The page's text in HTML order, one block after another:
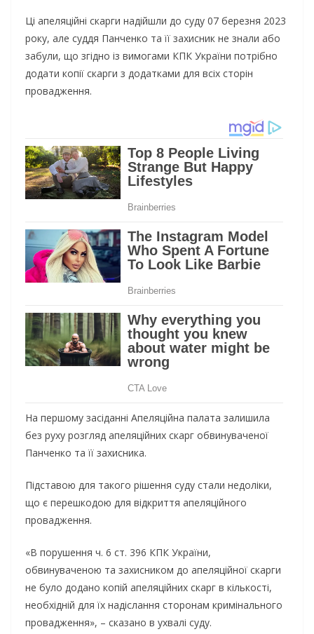
Ці апеляційні скарги надійшли до суду 07 березня 2023
року, але суддя Панченко та її захисник не знали або
забули, що згідно із вимогами КПК України потрібно
додати копії скарги з додатками для всіх сторін
провадження.
На першому засіданні Апеляційна палата залишила
без руху розгляд апеляційних скарг обвинуваченої
Панченко та її захисника.
Підставою для такого рішення суду стали недоліки,
що є перешкодою для відкриття апеляційного
провадження.
«В порушення ч. 6 ст. 396 КПК України,
обвинуваченою та захисником до апеляційної скарги
не було додано копій апеляційних скарг в кількості,
необхідній для їх надіслання сторонам кримінального
провадження», – сказано в ухвалі суду.